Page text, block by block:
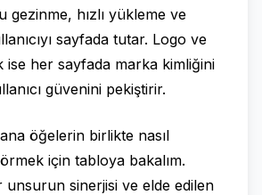
gezinme, hızlı yükleme ve
sayfada tutar. Logo ve
ise her sayfada marka kimliğini
güvenini pekiştirir.
öğelerin birlikte nasıl
için tabloya bakalım.
unsurun sinerjisi ve elde edilen